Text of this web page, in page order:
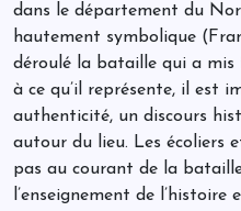
dans le département du
hautement symbolique
déroulé la bataille qui a mis
à ce qu’il représente, il est
authenticité, un discours
autour du lieu. Les écoliers
pas au courant de la
l’enseignement de